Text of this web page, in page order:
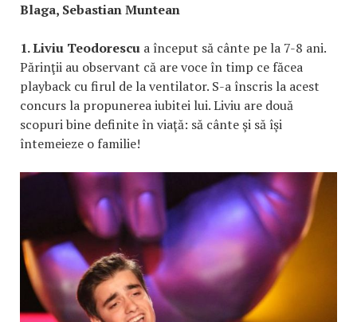
Blaga, Sebastian Muntean
1. Liviu Teodorescu a început să cânte pe la 7-8 ani.
Părinţii au observant că are voce în timp ce făcea
playback cu firul de la ventilator. S-a înscris la acest
concurs la propunerea iubitei lui. Liviu are două
scopuri bine definite în viaţă: să cânte şi să îşi
întemeieze o familie!